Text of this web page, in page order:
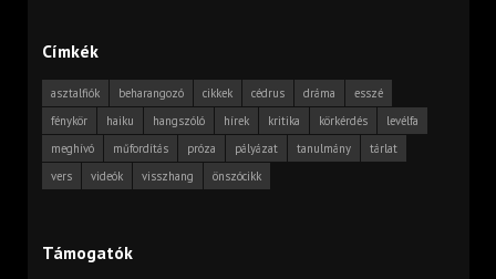
Címkék
asztalfiók beharangozó cikkek cédrus dráma
esszé
fénykör
haiku hangszóló hírek kritika körkérdés
levélfa
meghívó
műfordítás próza pályázat tanulmány
tárlat
vers
videók visszhang önszócikk
Támogatók